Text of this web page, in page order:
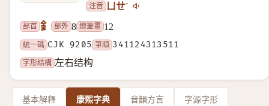
注音 ㄩㄝˋ
部首 釒 部外 8 總筆畫 12
統一碼 CJK 9205 筆順 341124313511
字形結構 左右结构
基本解釋 康熙字典 音韻方言 字源字形